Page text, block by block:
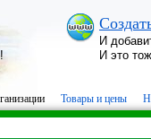
!
И
И это
Товары и цены